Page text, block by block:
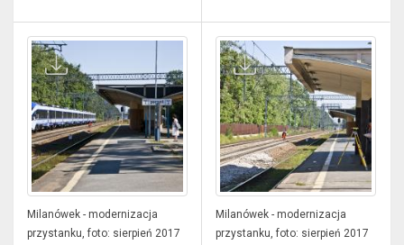
Milanówek - modernizacja
przystanku, foto: sierpień 2017
Milanówek - modernizacja
przystanku, foto: sierpień 2017